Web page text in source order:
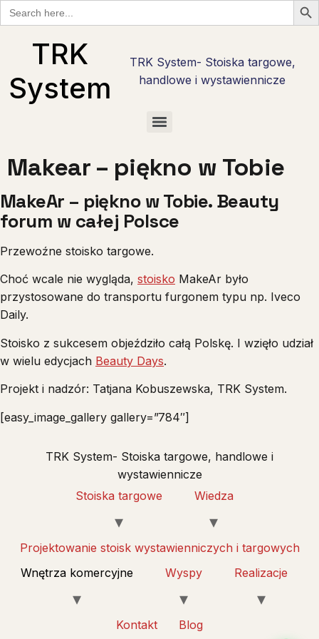
Search
for:
TRK
System
TRK System- Stoiska targowe,
handlowe i wystawiennicze
Makear – piękno w Tobie
MakeAr – piękno w Tobie. Beauty
forum w całej Polsce
Przewoźne stoisko targowe.
Choć wcale nie wygląda, stoisko MakeAr było
przystosowane do transportu furgonem typu np. Iveco
Daily.
Stoisko z sukcesem objeździło całą Polskę. I wzięło udział
w wielu edycjach Beauty Days.
Projekt i nadzór: Tatjana Kobuszewska, TRK System.
[easy_image_gallery gallery=”784″]
TRK System- Stoiska targowe, handlowe i
wystawiennicze
Stoiska targowe
Wiedza
Projektowanie stoisk wystawienniczych i targowych
Wnętrza komercyjne
Wyspy Realizacje
Kontakt
Blog